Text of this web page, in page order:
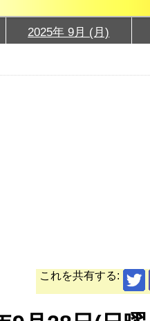
2025年 9月 (月)
これを共有する: